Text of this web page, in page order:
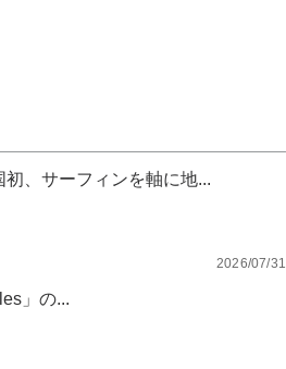
、サーフィンを軸に地...
2026/07/31
」の...